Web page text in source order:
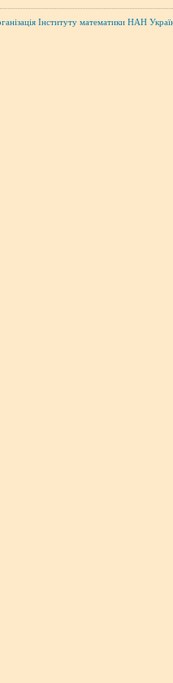
Інституту математики НАН